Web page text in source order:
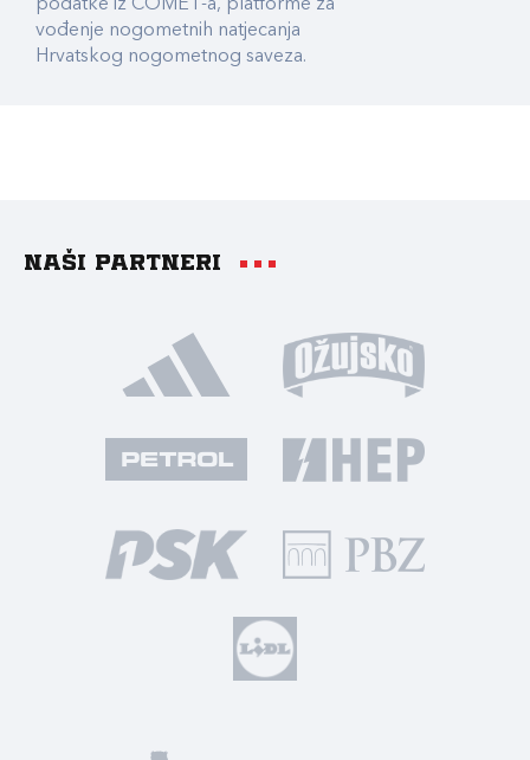
podatke iz COMET-a, platforme za
vođenje nogometnih natjecanja
Hrvatskog nogometnog saveza.
Naši partneri